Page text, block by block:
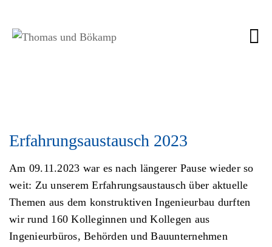
Erfahrungsaustausch 2023
Am 09.11.2023 war es nach längerer Pause wieder so
weit: Zu unserem Erfahrungsaustausch über aktuelle
Themen aus dem konstruktiven Ingenieurbau durften
wir rund 160 Kolleginnen und Kollegen aus
Ingenieurbüros, Behörden und Bauunternehmen